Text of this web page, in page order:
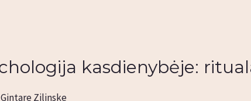
kasdienybėje:
Gintare Zilinske